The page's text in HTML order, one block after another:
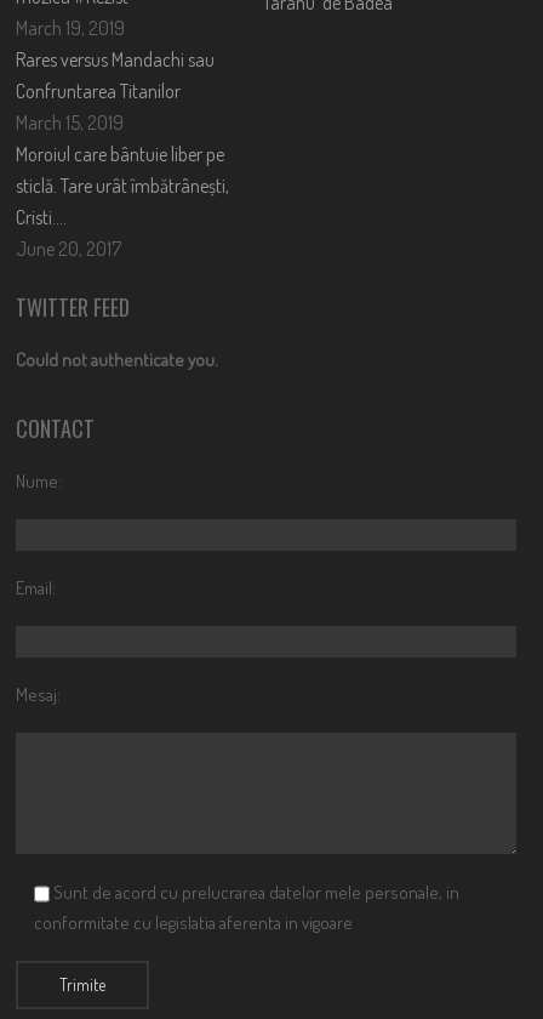
March 19, 2019
Rares versus Mandachi sau
Confruntarea Titanilor
March 15, 2019
Moroiul care bântuie liber pe
sticlă. Tare urât îmbătrânești,
Cristi….
June 20, 2017
TWITTER FEED
Could not authenticate you.
CONTACT
Nume:
Email:
Mesaj:
Sunt de acord cu prelucrarea datelor mele personale, in
conformitate cu legislatia aferenta in vigoare